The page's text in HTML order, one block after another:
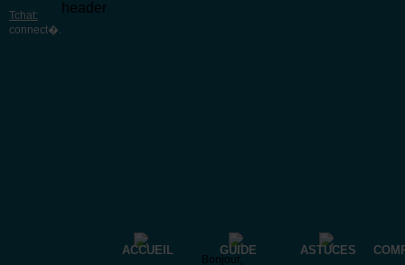
Tchat:
connect�.
header
ACCUEIL GUIDE ASTUCES
Bonjour,